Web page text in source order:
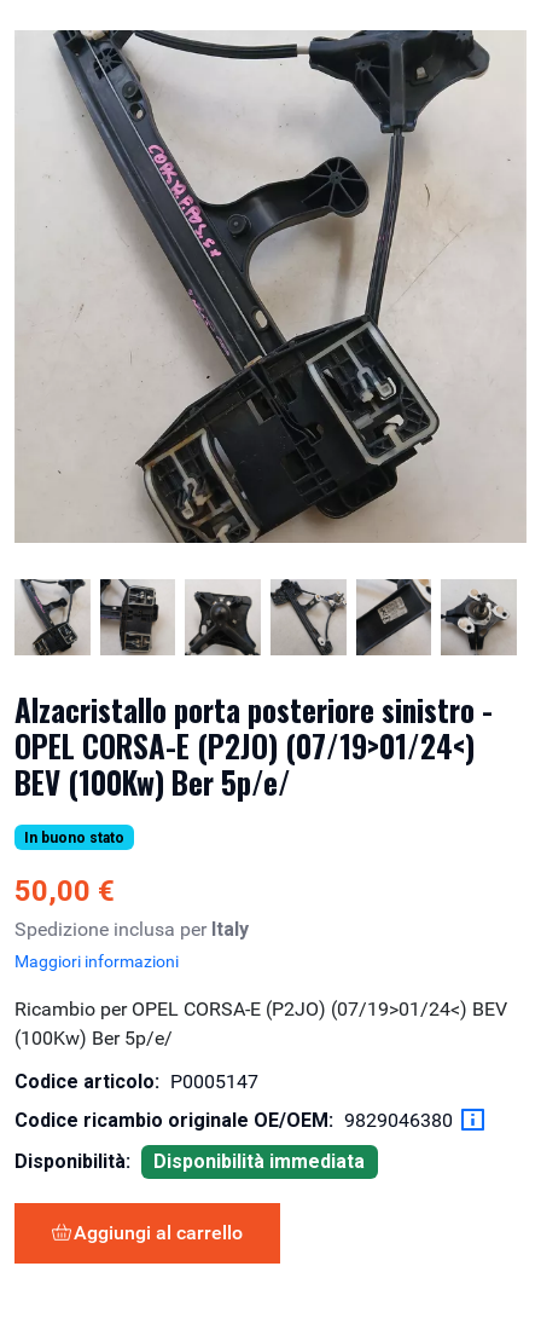
Alzacristallo porta posteriore sinistro -
OPEL CORSA-E (P2JO) (07/19>01/24<)
BEV (100Kw) Ber 5p/e/
In buono stato
50,00 €
Spedizione inclusa per Italy
Maggiori informazioni
Ricambio per OPEL CORSA-E (P2JO) (07/19>01/24<) BEV
(100Kw) Ber 5p/e/
Codice articolo: P0005147
Codice ricambio originale OE/OEM: 9829046380
Disponibilità:
Disponibilità immediata
Aggiungi al carrello